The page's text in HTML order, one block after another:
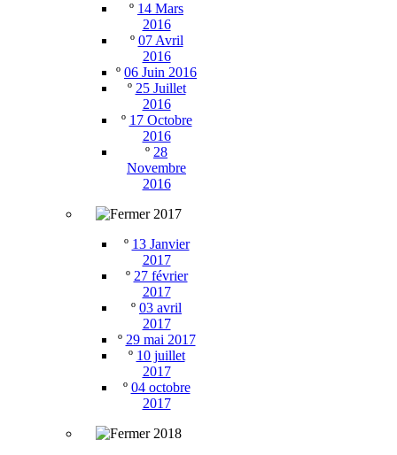
º 14 Mars
2016
º 07 Avril
2016
º 06 Juin 2016
º 25 Juillet
2016
º 17 Octobre
2016
º 28
Novembre
2016
2017
º 13 Janvier
2017
º 27 février
2017
º 03 avril
2017
º 29 mai 2017
º 10 juillet
2017
º 04 octobre
2017
2018